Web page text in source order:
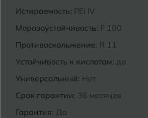
Истираемость: PEI IV
Морозоустойчивость: F 100
Противоскольжение: R 11
Устойчивость к кислотам: да
Универсальный: Нет
Срок гарантии: 36 месяцев
Гарантия: Да